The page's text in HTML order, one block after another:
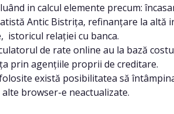
in calcul elemente precum:
Antic Bistrița, refinanțare la altă
istoricul relației cu banca.
de rate online au la bază
prin agențiile proprii de creditare.
există posibilitatea să
alte browser-e neactualizate.